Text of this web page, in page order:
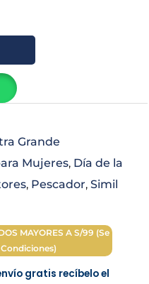
Grande
Mujeres, Día de la
, Pescador, Simil
MAYORES A S/99 (Se
gratis recíbelo el